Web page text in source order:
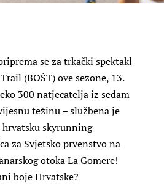
se za trkački spektakl
(BOŠT) ove sezone, 13.
300 natjecatelja iz sedam
težinu – službena je
skyrunning
za Svjetsko prvenstvo na
otoka La Gomere!
boje Hrvatske?